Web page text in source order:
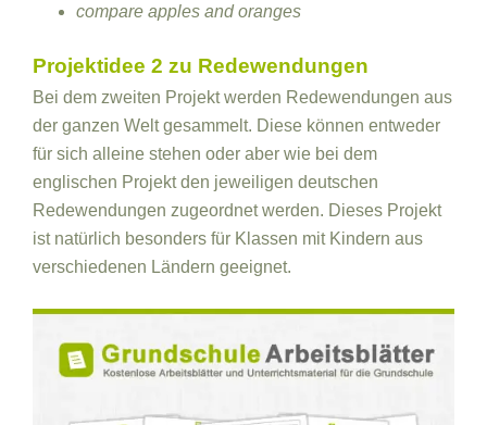
compare apples and oranges
Projektidee 2 zu Redewendungen
Bei dem zweiten Projekt werden Redewendungen aus
der ganzen Welt gesammelt. Diese können entweder
für sich alleine stehen oder aber wie bei dem
englischen Projekt den jeweiligen deutschen
Redewendungen zugeordnet werden. Dieses Projekt
ist natürlich besonders für Klassen mit Kindern aus
verschiedenen Ländern geeignet.